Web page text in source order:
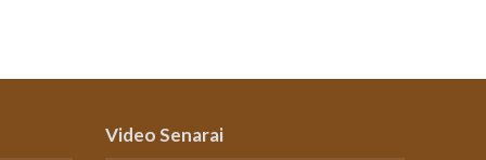
Video Senarai